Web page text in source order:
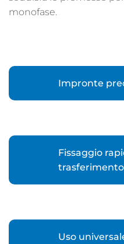
monofase.
Impronte
Fissaggio
Uso